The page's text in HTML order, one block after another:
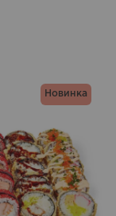
Новинка